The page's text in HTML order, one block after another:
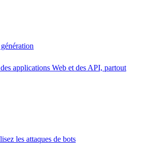
applications Web et des API, partout
les attaques de bots